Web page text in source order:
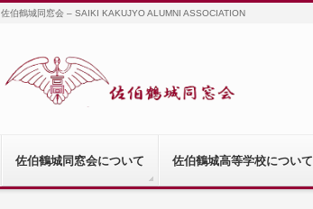
佐伯鶴城同窓会 – SAIKI KAKUJYO ALUMNI ASSOCIATION
佐伯鶴城同窓会について 佐伯鶴城高等学校について